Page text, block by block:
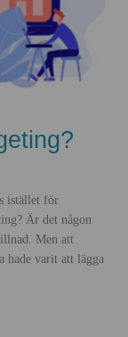
istället för
Är det någon
Men att
hade varit att lägga